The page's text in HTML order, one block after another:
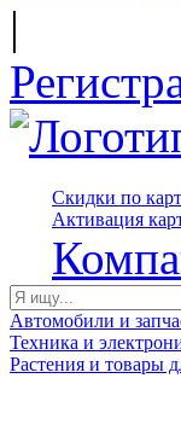
|
Скидки по
Активация
Автомобили и
Техника и
Растения и товары